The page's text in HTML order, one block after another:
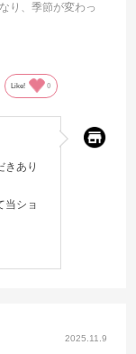
り、季節が変わっ
いです。
Like! 0
きあり
当ショ
2025.11.9